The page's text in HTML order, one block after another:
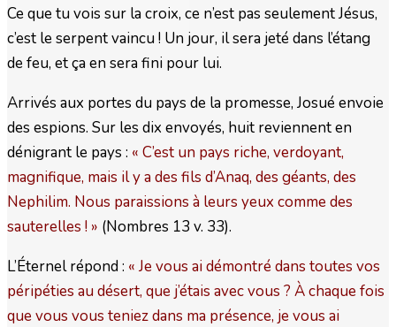
Ce que tu vois sur la croix, ce n’est pas seulement Jésus,
c’est le serpent vaincu ! Un jour, il sera jeté dans l’étang
de feu, et ça en sera fini pour lui.
Arrivés aux portes du pays de la promesse, Josué envoie
des espions. Sur les dix envoyés, huit reviennent en
dénigrant le pays : « C’est un pays riche, verdoyant,
magnifique, mais il y a des fils d’Anaq, des géants, des
Nephilim. Nous paraissions à leurs yeux comme des
sauterelles ! » (Nombres 13 v. 33).
L’Éternel répond : « Je vous ai démontré dans toutes vos
péripéties au désert, que j’étais avec vous ? À chaque fois
que vous vous teniez dans ma présence, je vous ai